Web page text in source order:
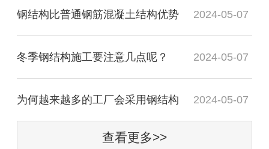
钢结构比普通钢筋混凝土结构优势 2024-05-07
冬季钢结构施工要注意几点呢？ 2024-05-07
为何越来越多的工厂会采用钢结构 2024-05-07
查看更多>>